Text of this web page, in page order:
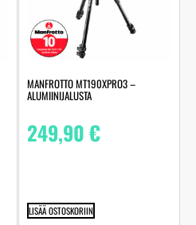
MANFROTTO MT190XPRO3 –
ALUMIINIJALUSTA
249,90€
LISÄÄ OSTOSKORIIN